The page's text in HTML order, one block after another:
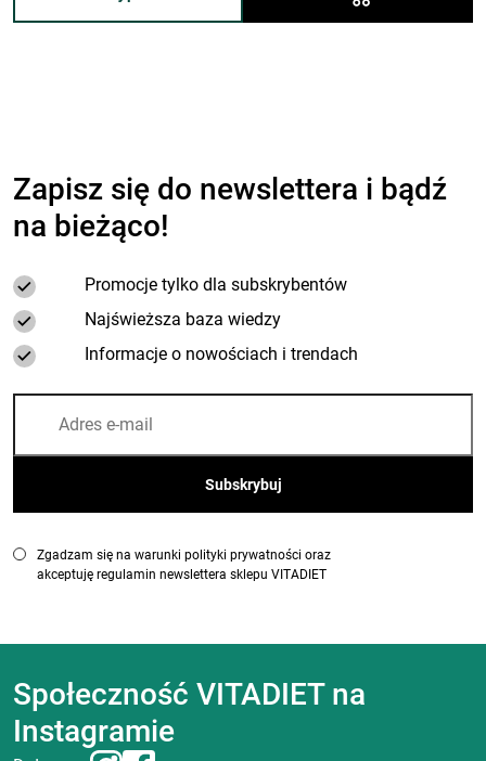
Zapisz się do newslettera i bądź
na bieżąco!
Promocje tylko dla subskrybentów
Najświeższa baza wiedzy
Informacje o nowościach i trendach
Zgadzam się na warunki polityki prywatności oraz
akceptuję regulamin newslettera sklepu VITADIET
Społeczność VITADIET na
Instagramie